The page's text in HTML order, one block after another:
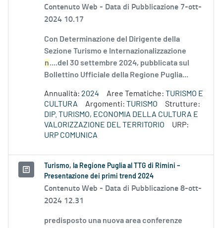
Contenuto Web - Data di Pubblicazione 7-ott-
2024 10.17
Con Determinazione del Dirigente della
Sezione Turismo e Internazionalizzazione
n....del 30 settembre 2024, pubblicata sul
Bollettino Ufficiale della Regione Puglia...
Annualità: 2024 Aree Tematiche: TURISMO E
CULTURA
Argomenti: TURISMO
Strutture:
DIP. TURISMO, ECONOMIA DELLA CULTURA E
VALORIZZAZIONE DEL TERRITORIO
URP:
URP COMUNICA
Turismo, la Regione Puglia al TTG di Rimini –
Presentazione dei primi trend 2024
Contenuto Web - Data di Pubblicazione 8-ott-
2024 12.31
predisposto una nuova area conferenze